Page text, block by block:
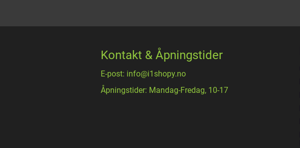
Kontakt & Åpningstider
E-post: info@i1shopy.no
Åpningstider: Mandag-Fredag, 10-17